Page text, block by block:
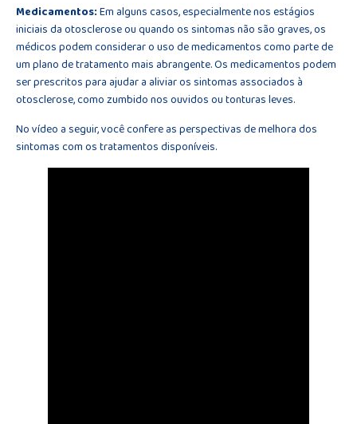
Medicamentos:Em alguns casos, especialmente nos estágios
iniciais da otosclerose ou quando os sintomas não são graves, os
médicos podem considerar o uso de medicamentos como parte de
um plano de tratamento mais abrangente. Os medicamentos podem
ser prescritos para ajudar a aliviar os sintomas associados à
otosclerose, como zumbido nos ouvidos ou tonturas leves.
No vídeo a seguir, você confere as perspectivas de melhora dos
sintomas com os tratamentos disponíveis.